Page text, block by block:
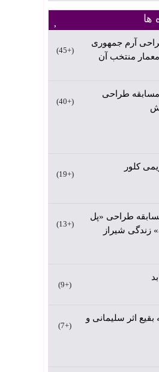
ها
آرم جمهوری
منتخب آن
+45
طراحی
+40
کلور
+19
طراحی «پل
زندگی شیراز
+13
+9
بقیع اثر سلیمانی و
+7